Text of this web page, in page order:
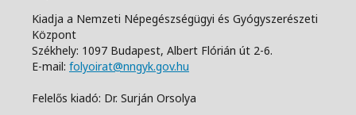
Kiadja a Nemzeti Népegészségügyi és Gyógyszerészeti
Központ
Székhely: 1097 Budapest, Albert Flórián út 2-6.
E-mail: folyoirat@nngyk.gov.hu
Felelős kiadó: Dr. Surján Orsolya